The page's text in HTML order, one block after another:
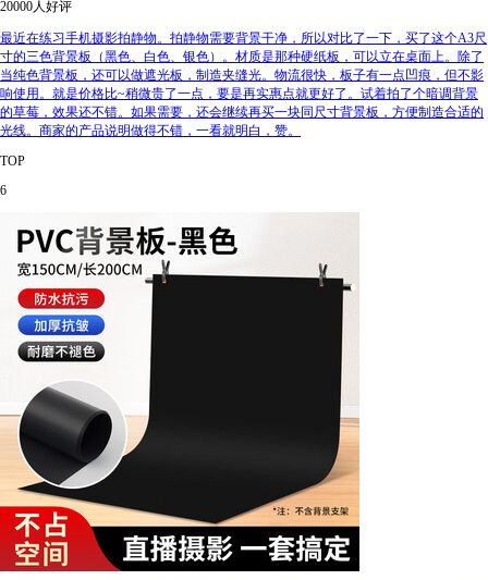
20000人好评
最近在练习手机摄影拍静物。拍静物需要背景干净，所以对比了一下，买了这个A3尺
寸的三色背景板（黑色、白色、银色）。材质是那种硬纸板，可以立在桌面上。除了
当纯色背景板，还可以做遮光板，制造夹缝光。物流很快，板子有一点凹痕，但不影
响使用。就是价格比~稍微贵了一点，要是再实惠点就更好了。试着拍了个暗调背景
的草莓，效果还不错。如果需要，还会继续再买一块同尺寸背景板，方便制造合适的
光线。商家的产品说明做得不错，一看就明白，赞。
TOP
6